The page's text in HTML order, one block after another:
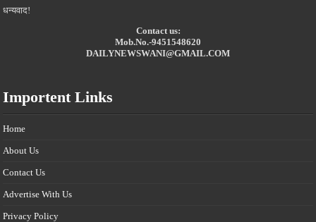
धन्यवाद!
Contact us:
Mob.No.-9451548620
DAILYNEWSWANI@GMAIL.COM
Importent Links
Home
About Us
Contact Us
Advertise With Us
Privacy Policy